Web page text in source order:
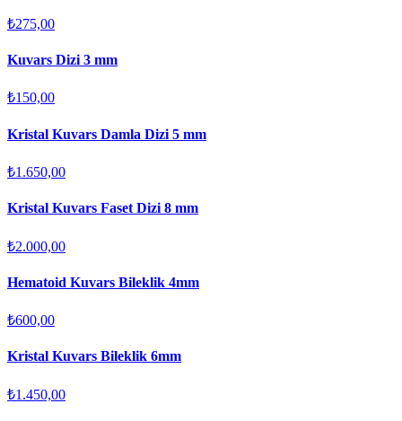
₺275,00
Kuvars Dizi 3 mm
₺150,00
Kristal Kuvars Damla Dizi 5 mm
₺1.650,00
Kristal Kuvars Faset Dizi 8 mm
₺2.000,00
Hematoid Kuvars Bileklik 4mm
₺600,00
Kristal Kuvars Bileklik 6mm
₺1.450,00